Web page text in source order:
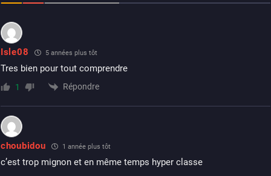
Isle08 5 années plus tôt
Tres bien pour tout comprendre
1 Répondre
choubidou 1 année plus tôt
c’est trop mignon et en même temps hyper classe